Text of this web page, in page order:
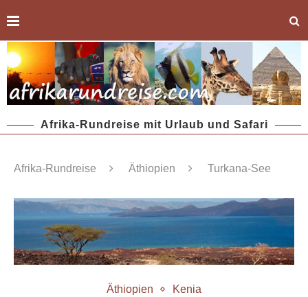
Afrika-Rundreise mit Urlaub und Safari
Afrika-Rundreise Äthiopien Turkana-See
Äthiopien Kenia